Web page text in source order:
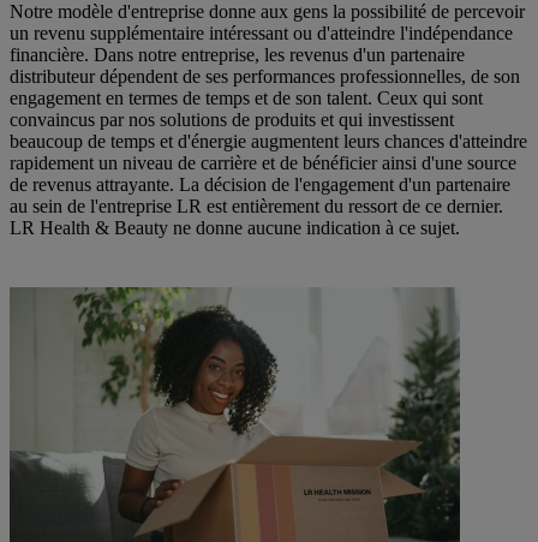
Notre modèle d'entreprise donne aux gens la possibilité de percevoir
un revenu supplémentaire intéressant ou d'atteindre l'indépendance
financière. Dans notre entreprise, les revenus d'un partenaire
distributeur dépendent de ses performances professionnelles, de son
engagement en termes de temps et de son talent. Ceux qui sont
convaincus par nos solutions de produits et qui investissent
beaucoup de temps et d'énergie augmentent leurs chances d'atteindre
rapidement un niveau de carrière et de bénéficier ainsi d'une source
de revenus attrayante. La décision de l'engagement d'un partenaire
au sein de l'entreprise LR est entièrement du ressort de ce dernier.
LR Health & Beauty ne donne aucune indication à ce sujet.